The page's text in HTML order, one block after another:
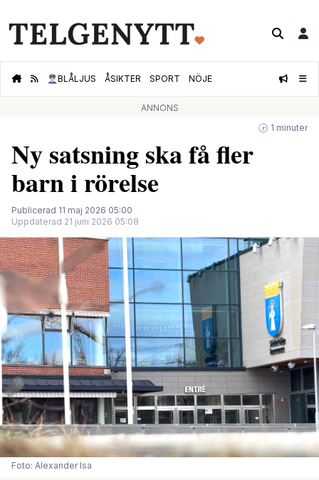
👮🏻‍♂️BLÅLJUS ÅSIKTER SPORT NÖJE
ANNONS
🕝 1 minuter
Ny satsning ska få fler
barn i rörelse
Publicerad 11 maj 2026 05:00
Uppdaterad 21 juni 2026 05:08
Foto: Alexander Isa